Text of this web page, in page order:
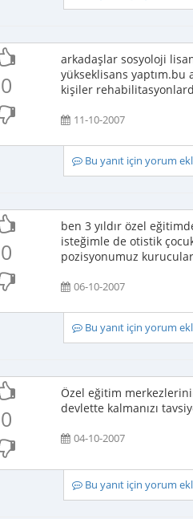
0
arkadaşlar sosyoloji
yükseklisans yaptım.bu
kişiler
11-10-2007
Bu yanıt için yorum
0
ben 3 yıldır özel
isteğimle de otistik
pozisyonumuz
06-10-2007
Bu yanıt için yorum
0
Özel eğitim
devlette kalmanızı
04-10-2007
Bu yanıt için yorum